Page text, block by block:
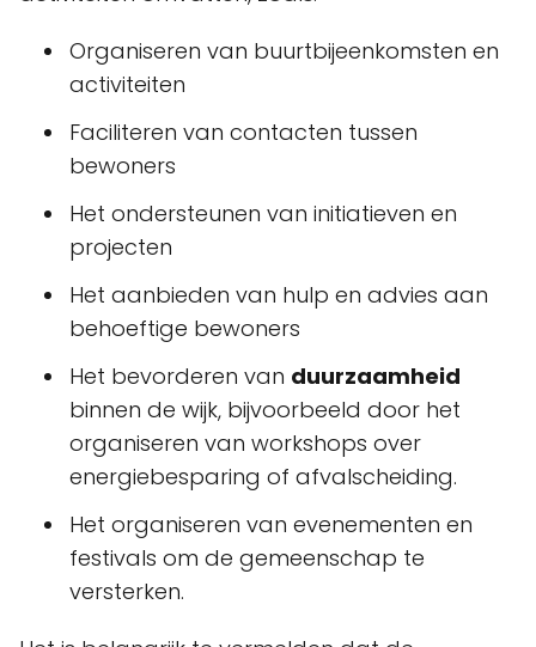
Organiseren van buurtbijeenkomsten en
activiteiten
Faciliteren van contacten tussen
bewoners
Het ondersteunen van initiatieven en
projecten
Het aanbieden van hulp en advies aan
behoeftige bewoners
Het bevorderen van duurzaamheid
binnen de wijk, bijvoorbeeld door het
organiseren van workshops over
energiebesparing of afvalscheiding.
Het organiseren van evenementen en
festivals om de gemeenschap te
versterken.